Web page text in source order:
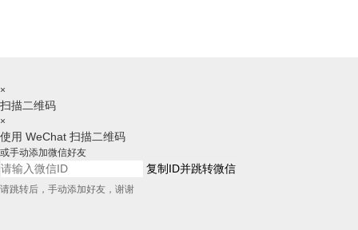
×
扫描二维码
×
使用 WeChat 扫描二维码
或手动添加微信好友
复制ID并跳转微信
请跳转后，手动添加好友，谢谢